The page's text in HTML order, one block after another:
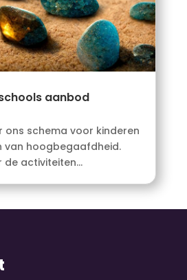
aanbod
ons schema voor kinderen
van hoogbegaafdheid.
de activiteiten...